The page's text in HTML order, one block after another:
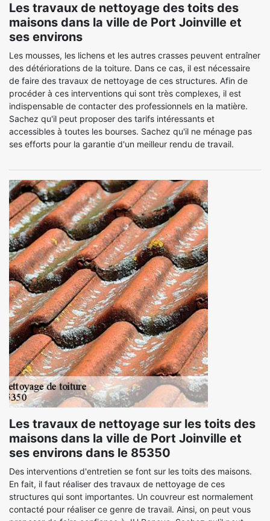
Les travaux de nettoyage des toits des
maisons dans la ville de Port Joinville et
ses environs
Les mousses, les lichens et les autres crasses peuvent entraîner
des détériorations de la toiture. Dans ce cas, il est nécessaire
de faire des travaux de nettoyage de ces structures. Afin de
procéder à ces interventions qui sont très complexes, il est
indispensable de contacter des professionnels en la matière.
Sachez qu'il peut proposer des tarifs intéressants et
accessibles à toutes les bourses. Sachez qu'il ne ménage pas
ses efforts pour la garantie d'un meilleur rendu de travail.
Les travaux de nettoyage sur les toits des
maisons dans la ville de Port Joinville et
ses environs dans le 85350
Des interventions d'entretien se font sur les toits des maisons.
En fait, il faut réaliser des travaux de nettoyage de ces
structures qui sont importantes. Un couvreur est normalement
contacté pour réaliser ce genre de travail. Ainsi, on peut vous